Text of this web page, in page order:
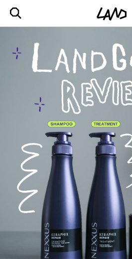
最新記事一覧を見る
ファッション